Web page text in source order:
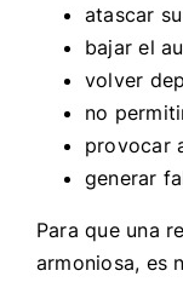
atascar
bajar el
volver
no
provocar
generar
Para que una
armoniosa, es